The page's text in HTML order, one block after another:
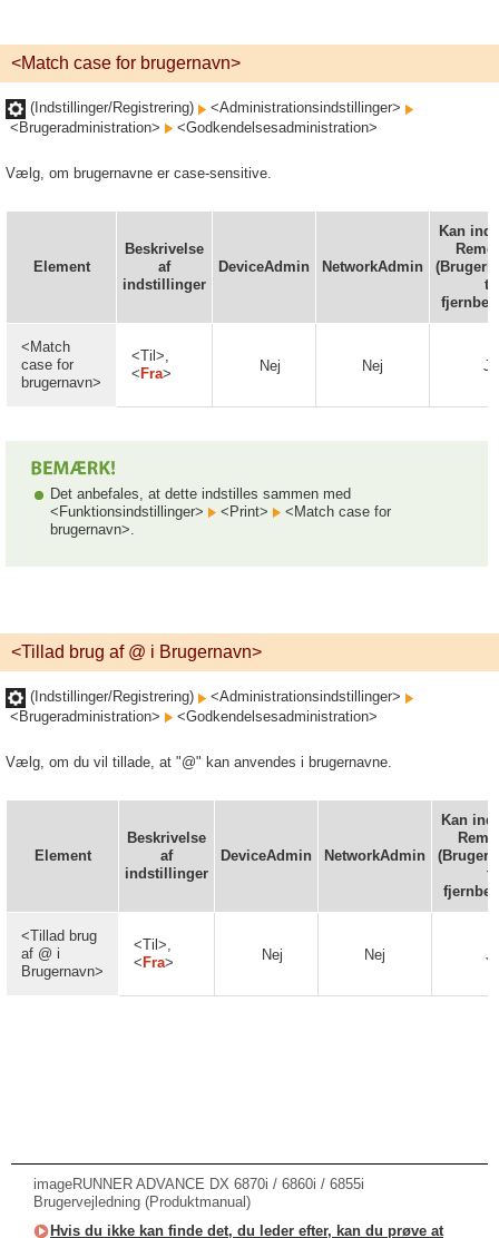
<Match case for brugernavn>
(Indstillinger/Registrering)
<Administrationsindstillinger>
<Brugeradministration>
<Godkendelsesadministration>
Vælg, om brugernavne er case-sensitive.
Element
Beskrivelse
af
indstillinger
DeviceAdmin NetworkAdmin
Kan
til
<Match
case for
brugernavn>
<Til>,
< Fra> Nej Nej Ja
Det anbefales, at dette indstilles sammen med
<Funktionsindstillinger>
<Print>
<Match case for
brugernavn>.
<Tillad brug af @ i Brugernavn>
(Indstillinger/Registrering)
<Administrationsindstillinger>
<Brugeradministration>
<Godkendelsesadministration>
Vælg, om du vil tillade, at "@" kan anvendes i brugernavne.
Element
Beskrivelse
af
indstillinger
DeviceAdmin NetworkAdmin
Kan
til
<Tillad brug
af @ i
Brugernavn>
<Til>,
< Fra> Nej Nej
imageRUNNER ADVANCE DX 6870i / 6860i / 6855i
Brugervejledning (Produktmanual)
Hvis du ikke kan finde det, du leder efter, kan du prøve at